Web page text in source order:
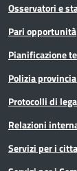
Osservatori e
Pari opportunità
Pianificazione
Polizia
Protocolli di
Relazioni
Servizi per i